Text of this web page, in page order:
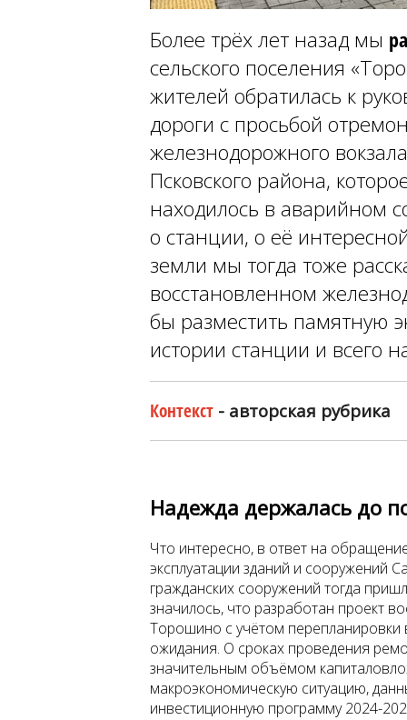
Более трёх лет назад мы
сельского поселения
жителей обратилась к
дороги с просьбой
железнодорожного
Псковского района,
находилось в аварийном
о станции, о её
земли мы тогда тоже
восстановленном
бы разместить памятную
истории станции и всего
Контекст - авторская рубрика
Надежда держалась до
Что интересно, в ответ на
эксплуатации зданий и сооружений
гражданских сооружений тогда
значилось, что разработан проект
Торошино с учётом перепланировки
ожидания. О сроках проведения
значительным объёмом
макроэкономическую ситуацию,
инвестиционную программу 2024-